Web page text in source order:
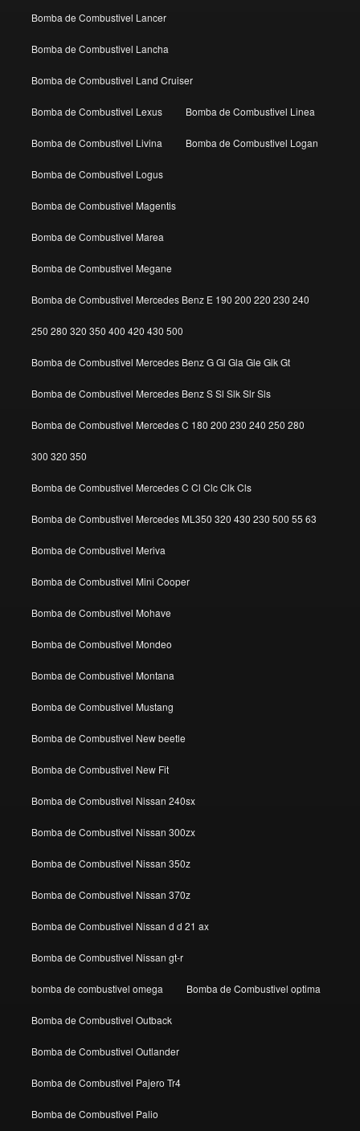
Bomba de Combustivel Lancer
Bomba de Combustivel Lancha
Bomba de Combustivel Land Cruiser
Bomba de Combustivel Lexus Bomba de Combustivel Linea
Bomba de Combustivel Livina Bomba de Combustivel Logan
Bomba de Combustivel Logus
Bomba de Combustivel Magentis
Bomba de Combustivel Marea
Bomba de Combustivel Megane
Bomba de Combustivel Mercedes Benz E 190 200 220 230 240
250 280 320 350 400 420 430 500
Bomba de Combustivel Mercedes Benz G Gl Gla Gle Glk Gt
Bomba de Combustivel Mercedes Benz S Sl Slk Slr Sls
Bomba de Combustivel Mercedes C 180 200 230 240 250 280
300 320 350
Bomba de Combustivel Mercedes C Cl Clc Clk Cls
Bomba de Combustivel Mercedes ML350 320 430 230 500 55 63
Bomba de Combustivel Meriva
Bomba de Combustivel Mini Cooper
Bomba de Combustivel Mohave
Bomba de Combustivel Mondeo
Bomba de Combustivel Montana
Bomba de Combustivel Mustang
Bomba de Combustivel New beetle
Bomba de Combustivel New Fit
Bomba de Combustivel Nissan 240sx
Bomba de Combustivel Nissan 300zx
Bomba de Combustivel Nissan 350z
Bomba de Combustivel Nissan 370z
Bomba de Combustivel Nissan d d 21 ax
Bomba de Combustivel Nissan gt-r
bomba de combustivel omega Bomba de Combustivel optima
Bomba de Combustivel Outback
Bomba de Combustivel Outlander
Bomba de Combustivel Pajero Tr4
Bomba de Combustivel Palio